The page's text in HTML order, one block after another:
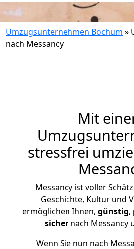
Umzugsunternehmen Bochum »
nach Messancy
Mit
stressfrei
Messancy ist voller
Geschichte, Kultur und
ermöglichen Ihnen, günstig,
sichernach Messancy
Wenn Sie nun nach